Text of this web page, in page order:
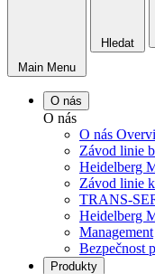
Main Menu
Hledat
O nás
O nás
O nás
Závod linie
Heidelberg
Závod linie
TRANS-
Heidelberg
Management
Bezpečnost
Produkty